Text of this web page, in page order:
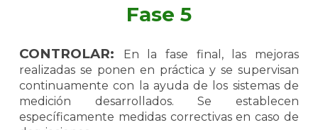
Fase 5
CONTROLAR:
En la fase final, las mejoras
realizadas se ponen en práctica y se supervisan
continuamente con la ayuda de los sistemas de
medición desarrollados. Se establecen
específicamente medidas correctivas en caso de